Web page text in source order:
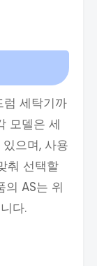
럼 세탁기까
모델은 세
으며, 사용
춰 선택할
의 AS는 위
다.